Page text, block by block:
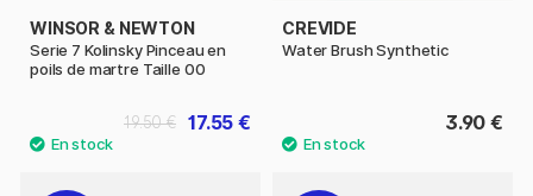
WINSOR & NEWTON
Serie 7 Kolinsky Pinceau en
poils de martre Taille 00
17.55 €
19.50 €
CREVIDE
Water Brush Synthetic
3.90 €